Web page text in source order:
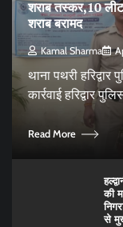
शराब तस्कर,10
शराब बरामद
Kamal Sharma
थाना पथरी
कार्रवाई हरिद्वार
Read More
की
से